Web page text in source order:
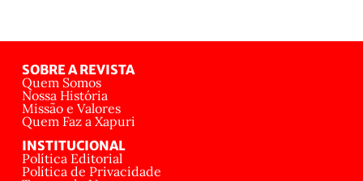
SOBRE A REVISTA
Quem Somos
Nossa História
Missão e Valores
Quem Faz a Xapuri
INSTITUCIONAL
Política Editorial
Política de Privacidade